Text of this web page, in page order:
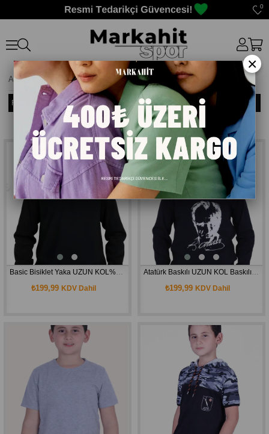
0
Anasayfa>T-Shirt ERKEK ÇOCUK
Filtreleme Sıralama
Basic Bisiklet Yaka UZUN KOL%100 Pamuk Likralı Düz Unisex Çocuk T-shirt
₺199,99KDV Dahil ₺199,99KDV Dahil
×